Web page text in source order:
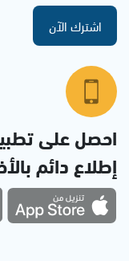
اشترك الآن
احصل على
إطلاع دائم